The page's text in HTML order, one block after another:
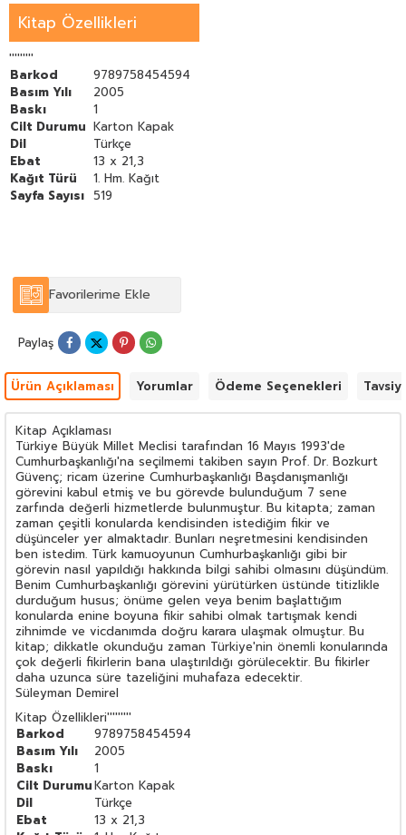
zihnimde ve vicdanımda doğru karara ulaşmak olmuştur. Bu
kitap; dikkatle okunduğu zaman Türkiye'nin önemli konularında
çok değerli fikirlerin bana ulaştırıldığı görülecektir. Bu fikirler
daha uzunca süre tazeliğini muhafaza edecektir.
Süleyman Demirel
Kitap Özellikleri
'''''''''
Barkod
9789758454594
Basım Yılı
2005
Baskı
1
Cilt Durumu Karton Kapak
Dil
Türkçe
Ebat
13 x 21,3
Kağıt Türü
1. Hm. Kağıt
Sayfa Sayısı 519
Favorilerime Ekle
Paylaş
Ürün Açıklaması Yorumlar Ödeme Seçenekleri
Kitap Açıklaması
Türkiye Büyük Millet Meclisi tarafından 16 Mayıs 1993'de
Cumhurbaşkanlığı'na seçilmemi takiben sayın Prof. Dr. Bozkurt
Güvenç; ricam üzerine Cumhurbaşkanlığı Başdanışmanlığı
görevini kabul etmiş ve bu görevde bulunduğum 7 sene
zarfında değerli hizmetlerde bulunmuştur. Bu kitapta; zaman
zaman çeşitli konularda kendisinden istediğim fikir ve
düşünceler yer almaktadır. Bunları neşretmesini kendisinden
ben istedim. Türk kamuoyunun Cumhurbaşkanlığı gibi bir
görevin nasıl yapıldığı hakkında bilgi sahibi olmasını düşündüm.
Benim Cumhurbaşkanlığı görevini yürütürken üstünde titizlikle
durduğum husus; önüme gelen veya benim başlattığım
konularda enine boyuna fikir sahibi olmak tartışmak kendi
zihnimde ve vicdanımda doğru karara ulaşmak olmuştur. Bu
kitap; dikkatle okunduğu zaman Türkiye'nin önemli konularında
çok değerli fikirlerin bana ulaştırıldığı görülecektir. Bu fikirler
daha uzunca süre tazeliğini muhafaza edecektir.
Süleyman Demirel
Kitap Özellikleri'''''''''
Barkod
9789758454594
Basım Yılı
2005
Baskı
1
Cilt DurumuKarton Kapak
Dil
Türkçe
Ebat
13 x 21,3